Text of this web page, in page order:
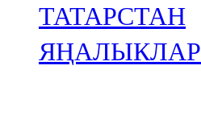
ТАТАРСТАН
ЯҢАЛЫКЛАР